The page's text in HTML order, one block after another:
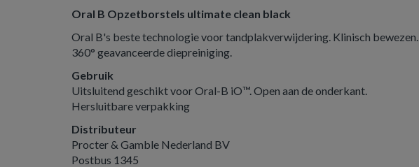
Oral B Opzetborstels ultimate clean black
Oral B's beste technologie voor tandplakverwijdering. Klinisch bewezen.
360° geavanceerde diepreiniging.
Gebruik
Uitsluitend geschikt voor Oral-B iO™. Open aan de onderkant.
Hersluitbare verpakking
Distributeur
Procter & Gamble Nederland BV
Postbus 1345